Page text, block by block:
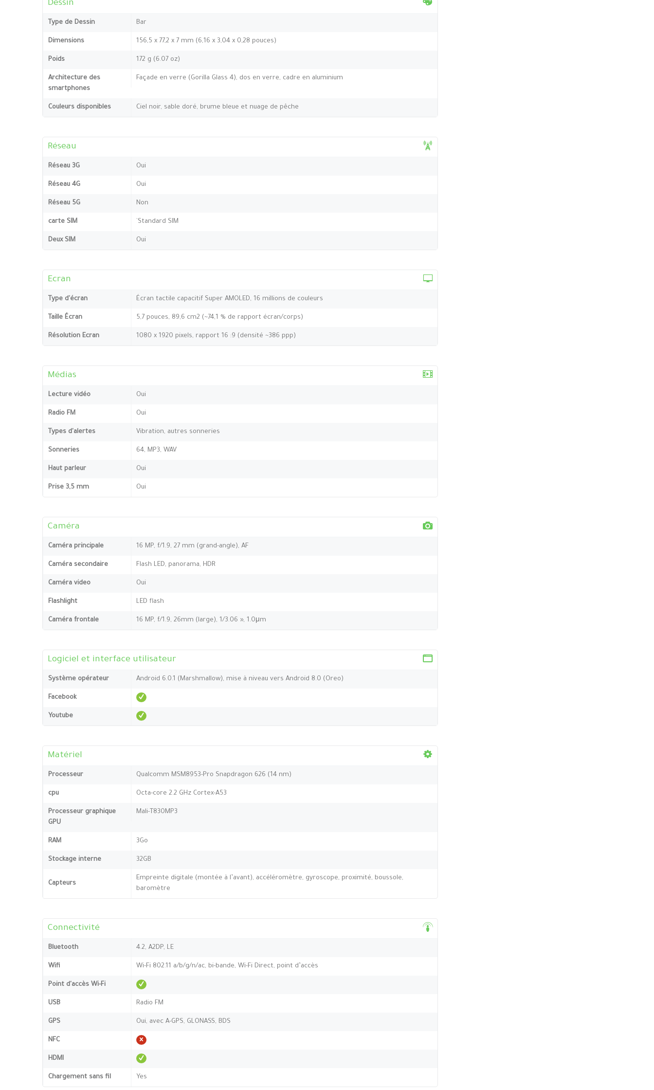
Dessin
Type de Dessin Bar
Dimensions 156,5 x 77,2 x 7 mm (6,16 x 3,04 x 0,28 pouces)
Poids 172 g (6.07 oz)
Architecture des
smartphones
Façade en verre (Gorilla Glass 4), dos en verre, cadre en aluminium
Couleurs disponibles Ciel noir, sable doré, brume bleue et nuage de pêche
Réseau
Réseau 3G Oui
Réseau 4G Oui
Réseau 5G Non
carte SIM `Standard SIM
Deux SIM Oui
Ecran
Type d'écran Écran tactile capacitif Super AMOLED, 16 millions de couleurs
Taille Écran 5,7 pouces, 89,6 cm2 (~74,1 % de rapport écran/corps)
Résolution Ecran 1080 x 1920 pixels, rapport 16 :9 (densité ~386 ppp)
Médias
Lecture vidéo Oui
Radio FM Oui
Types d'alertes Vibration, autres sonneries
Sonneries 64, MP3, WAV
Haut parleur Oui
Prise 3,5 mm Oui
Caméra
Caméra principale 16 MP, f/1.9, 27 mm (grand-angle), AF
Caméra secondaire Flash LED, panorama, HDR
Caméra video Oui
Flashlight LED flash
Caméra frontale 16 MP, f/1.9, 26mm (large), 1/3.06 », 1.0μm
Logiciel et interface utilisateur
Système opérateur Android 6.0.1 (Marshmallow), mise à niveau vers Android 8.0 (Oreo)
Facebook
Youtube
Matériel
Processeur Qualcomm MSM8953-Pro Snapdragon 626 (14 nm)
cpu Octa-core 2.2 GHz Cortex-A53
Processeur graphique
GPU
Mali-T830MP3
RAM 3Go
Stockage interne 32GB
Capteurs
Empreinte digitale (montée à l’avant), accéléromètre, gyroscope, proximité, boussole,
baromètre
Connectivité
Bluetooth 4.2, A2DP, LE
Wifi Wi-Fi 802.11 a/b/g/n/ac, bi-bande, Wi-Fi Direct, point d’accès
Point d'accès Wi-Fi
USB Radio FM
GPS Oui, avec A-GPS, GLONASS, BDS
NFC
HDMI
Chargement sans fil Yes